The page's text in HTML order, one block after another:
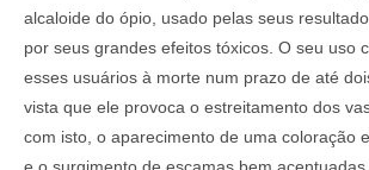
alcaloide do ópio, usado pelas seus
por seus grandes efeitos tóxicos. O seu uso
esses usuários à morte num prazo de até
vista que ele provoca o estreitamento dos
com isto, o aparecimento de uma coloração